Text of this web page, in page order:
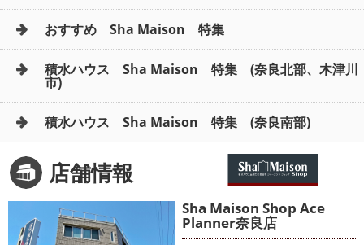
おすすめ Sha Maison 特集
積水ハウス Sha Maison 特集 (奈良北部、木津川
市)
積水ハウス Sha Maison 特集 (奈良南部)
店舗情報
Sha Maison Shop Ace
Planner奈良店